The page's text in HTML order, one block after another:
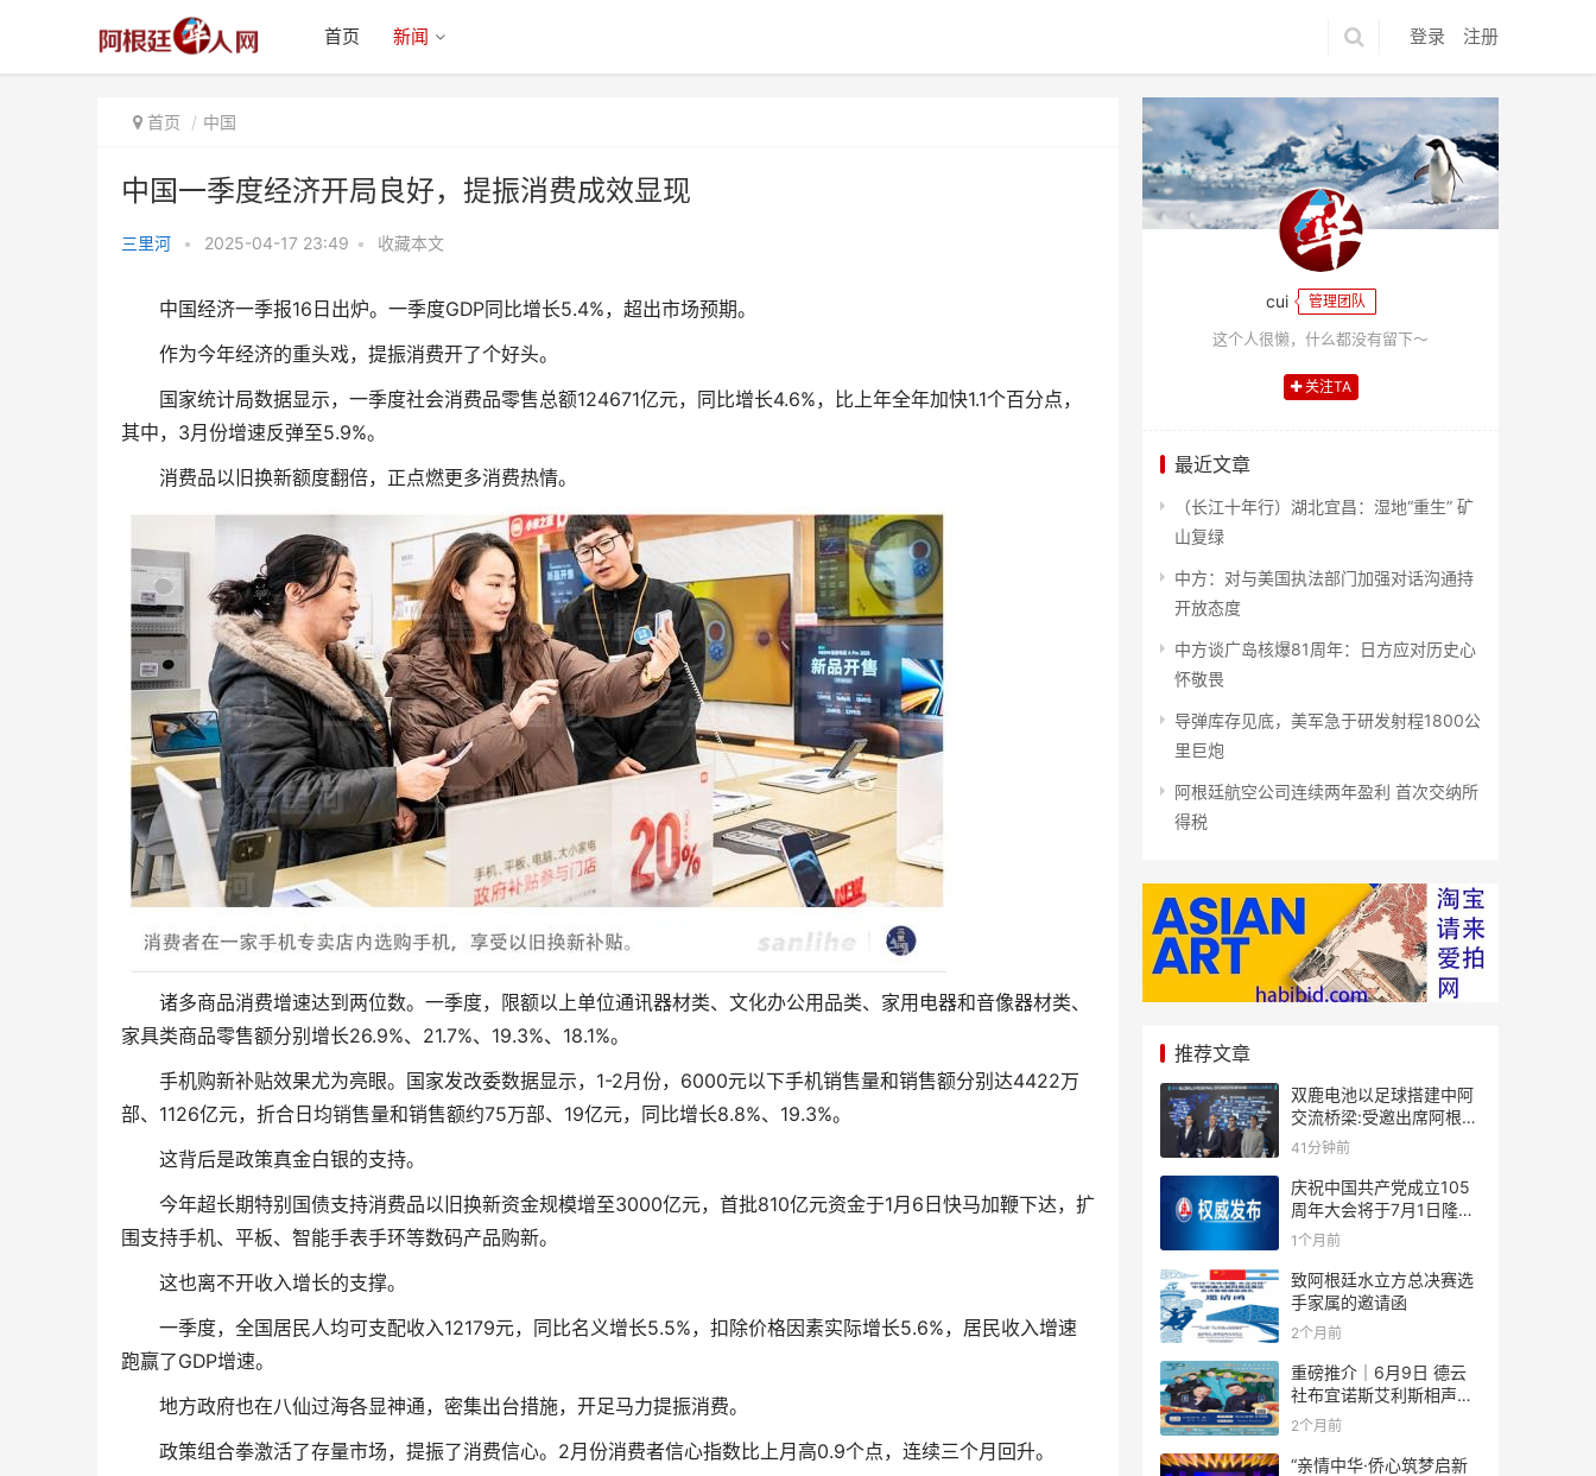
登录 注册
首页 新闻
首页 中国
中国一季度经济开局良好，提振消费成效显现
三里河 • 2025-04-17 23:49 • 收藏本文
中国经济一季报16日出炉。一季度GDP同比增长5.4%，超出市场预期。
作为今年经济的重头戏，提振消费开了个好头。
国家统计局数据显示，一季度社会消费品零售总额124671亿元，同比增长4.6%，比上年全年加快1.1个百分点，
其中，3月份增速反弹至5.9%。
消费品以旧换新额度翻倍，正点燃更多消费热情。
诸多商品消费增速达到两位数。一季度，限额以上单位通讯器材类、文化办公用品类、家用电器和音像器材类、
家具类商品零售额分别增长26.9%、21.7%、19.3%、18.1%。
手机购新补贴效果尤为亮眼。国家发改委数据显示，1-2月份，6000元以下手机销售量和销售额分别达4422万
部、1126亿元，折合日均销售量和销售额约75万部、19亿元，同比增长8.8%、19.3%。
这背后是政策真金白银的支持。
今年超长期特别国债支持消费品以旧换新资金规模增至3000亿元，首批810亿元资金于1月6日快马加鞭下达，扩
围支持手机、平板、智能手表手环等数码产品购新。
这也离不开收入增长的支撑。
一季度，全国居民人均可支配收入12179元，同比名义增长5.5%，扣除价格因素实际增长5.6%，居民收入增速
跑赢了GDP增速。
地方政府也在八仙过海各显神通，密集出台措施，开足马力提振消费。
政策组合拳激活了存量市场，提振了消费信心。2月份消费者信心指数比上月高0.9个点，连续三个月回升。
cui 管理团队
这个人很懒，什么都没有留下～
关注TA
最近文章
（长江十年行）湖北宜昌：湿地“重生” 矿
山复绿
中方：对与美国执法部门加强对话沟通持
开放态度
中方谈广岛核爆81周年：日方应对历史心
怀敬畏
导弹库存见底，美军急于研发射程1800公
里巨炮
阿根廷航空公司连续两年盈利 首次交纳所
得税
推荐文章
双鹿电池以足球搭建中阿
交流桥梁:受邀出席阿根廷
足协赞助商招待会！
41分钟前
庆祝中国共产党成立105
周年大会将于7月1日隆重
举行
1个月前
致阿根廷水立方总决赛选
手家属的邀请函
2个月前
重磅推介｜6月9日 德云
社布宜诺斯艾利斯相声专
场！国风曲艺邂逅南美风
结！
2个月前
“亲情中华·侨心筑梦启新